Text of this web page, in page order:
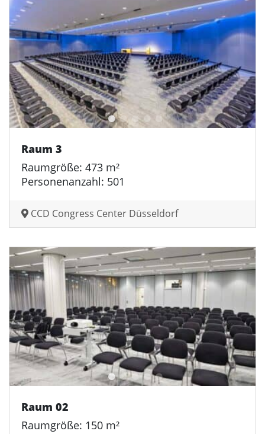
Raum 3
Raumgröße: 473 m²
Personenanzahl: 501
CCD Congress Center Düsseldorf
Raum 02
Raumgröße: 150 m²